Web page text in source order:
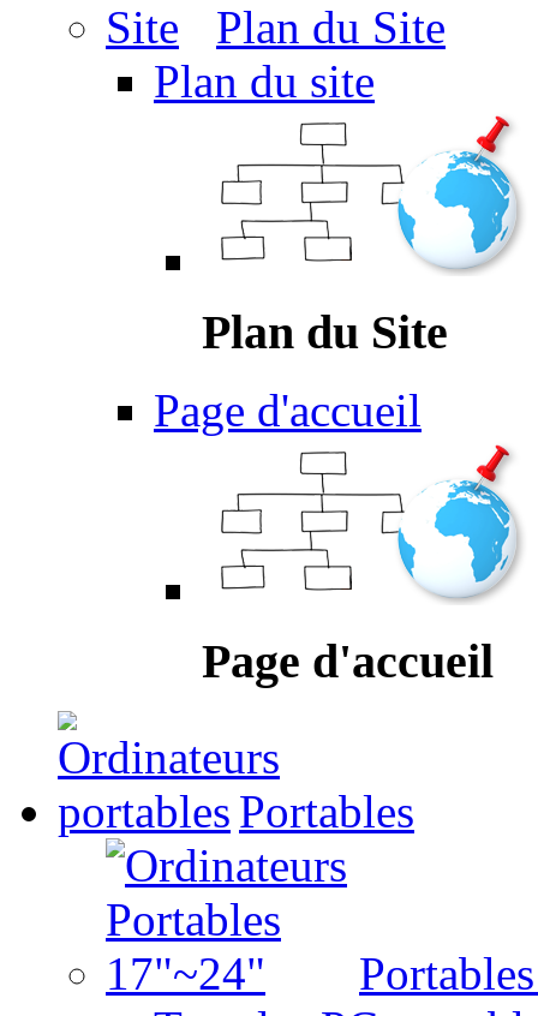
Plan du Site
Plan du site
Plan du Site
Page d'accueil
Page d'accueil
Portables